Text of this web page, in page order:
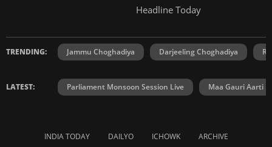
Headline Today
TRENDING: Jammu Choghadiya Darjeeling Choghadiya
LATEST: Parliament Monsoon Session Live Maa Gauri Aarti
INDIA TODAY DAILYO ICHOWK ARCHIVE